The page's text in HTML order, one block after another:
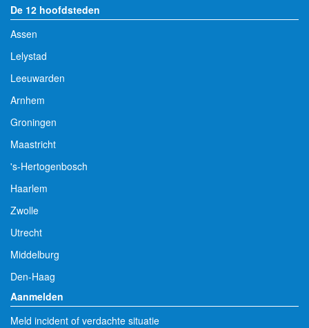
De 12 hoofdsteden
Assen
Lelystad
Leeuwarden
Arnhem
Groningen
Maastricht
's-Hertogenbosch
Haarlem
Zwolle
Utrecht
Middelburg
Den-Haag
Aanmelden
Meld incident of verdachte situatie